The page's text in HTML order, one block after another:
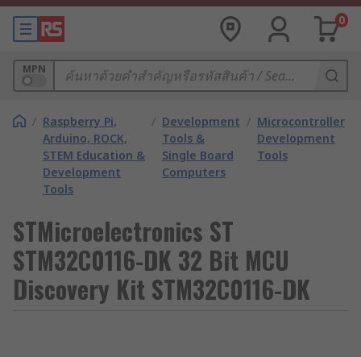
0
MPN
/ Raspberry Pi,
Arduino, ROCK,
STEM Education &
Development
Tools
/ Development
Tools &
Single Board
Computers
/ Microcontroller
Development
Tools
STMicroelectronics ST
STM32C0116-DK 32 Bit MCU
Discovery Kit STM32C0116-DK